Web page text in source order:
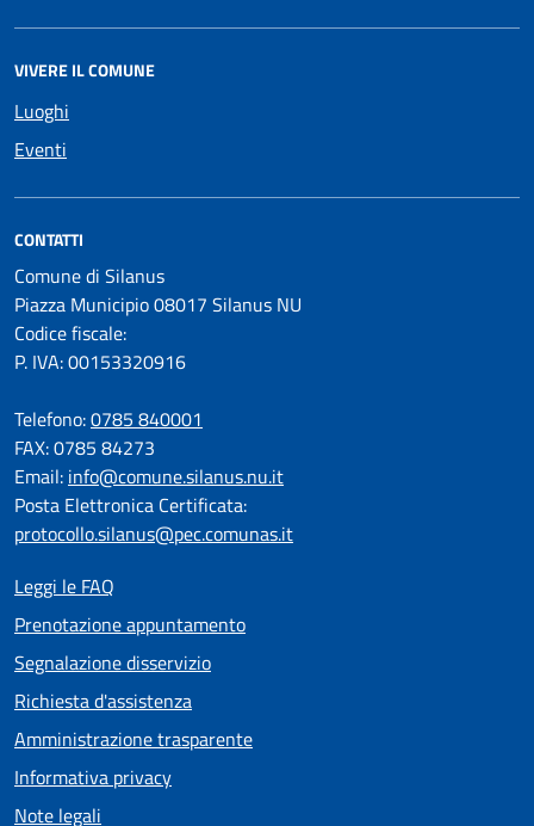
VIVERE IL COMUNE
Luoghi
Eventi
CONTATTI
Comune di Silanus
Piazza Municipio 08017 Silanus NU
Codice fiscale:
P. IVA: 00153320916
Telefono:0785 840001
FAX: 0785 84273
Email: info@comune.silanus.nu.it
Posta Elettronica Certificata:
protocollo.silanus@pec.comunas.it
Leggi le FAQ
Prenotazione appuntamento
Segnalazione disservizio
Richiesta d'assistenza
Amministrazione trasparente
Informativa privacy
Note legali